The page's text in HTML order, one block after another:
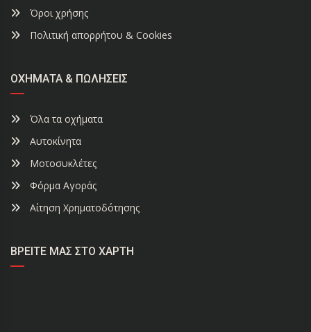
Όροι χρήσης
Πολιτική απορρήτου & Cookies
ΟΧΉΜΑΤΑ & ΠΩΛΉΣΕΙΣ
Όλα τα οχήματα
Αυτοκίνητα
Μοτοσυκλέτες
Φόρμα Αγοράς
Αίτηση Χρηματοδότησης
ΒΡΕΊΤΕ ΜΑΣ ΣΤΟ ΧΆΡΤΗ